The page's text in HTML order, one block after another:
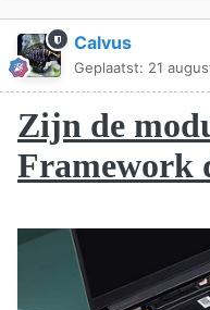
Calvus
Geplaatst: 21
Zijn de
Framework